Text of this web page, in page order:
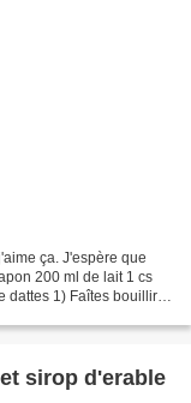
ça. J'espère que
200 ml de lait 1 cs
dattes 1) Faîtes bouillir
sirop d'erable